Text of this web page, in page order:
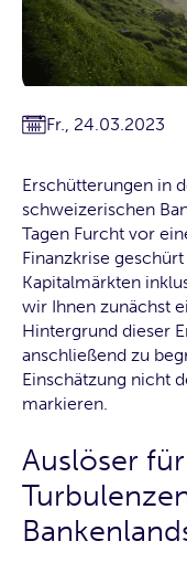
Fr., 24.03.2023
Erschütterungen in
schweizerischen
Tagen Furcht vor
Finanzkrise
Kapitalmärkten
wir Ihnen zunächst
Hintergrund dieser
anschließend zu
Einschätzung nicht
markieren.
Auslöser